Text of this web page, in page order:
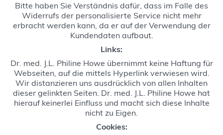
Bitte haben Sie Verständnis dafür, dass im Falle des
Widerrufs der personalisierte Service nicht mehr
erbracht werden kann, da er auf der Verwendung der
Kundendaten aufbaut.
Links:
Dr. med. J.L. Philine Howe übernimmt keine Haftung für
Webseiten, auf die mittels Hyperlink verwiesen wird.
Wir distanzieren uns ausdrücklich von allen Inhalten
dieser gelinkten Seiten. Dr. med. J.L. Philine Howe hat
hierauf keinerlei Einfluss und macht sich diese Inhalte
nicht zu Eigen.
Cookies: